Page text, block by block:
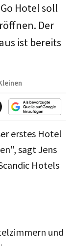
Hotel soll
Der
ist bereits
erstes Hotel
sagt Jens
Hotels
und